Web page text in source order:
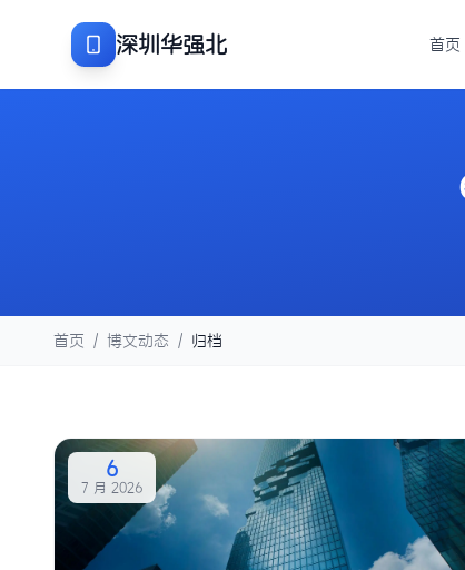
深圳华强北 首页
首页 / 博文动态 / 归档
6
7 月 2026